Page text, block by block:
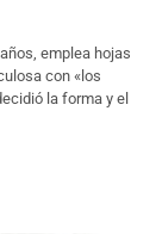
emplea hojas
con «los
la forma y el